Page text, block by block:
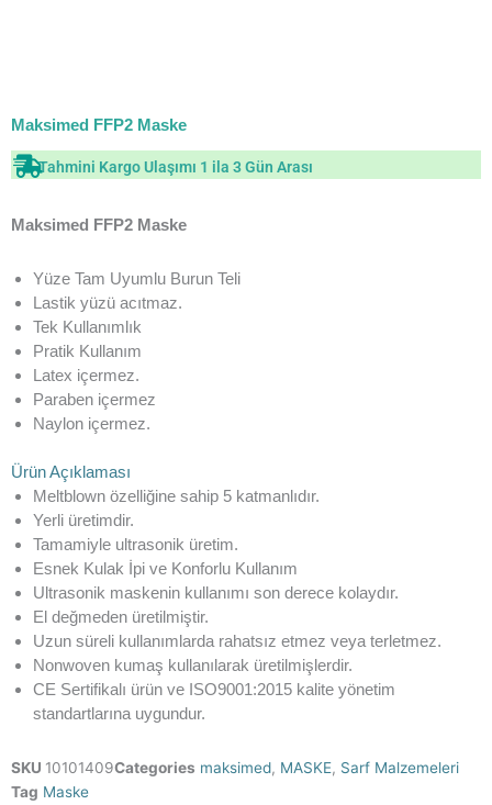
Maksimed FFP2 Maske
Tahmini Kargo Ulaşımı 1 ila 3 Gün Arası
Maksimed FFP2 Maske
Yüze Tam Uyumlu Burun Teli
Lastik yüzü acıtmaz.
Tek Kullanımlık
Pratik Kullanım
Latex içermez.
Paraben içermez
Naylon içermez.
Ürün Açıklaması
Meltblown özelliğine sahip 5 katmanlıdır.
Yerli üretimdir.
Tamamiyle ultrasonik üretim.
Esnek Kulak İpi ve Konforlu Kullanım
Ultrasonik maskenin kullanımı son derece kolaydır.
El değmeden üretilmiştir.
Uzun süreli kullanımlarda rahatsız etmez veya terletmez.
Nonwoven kumaş kullanılarak üretilmişlerdir.
CE Sertifikalı ürün ve ISO9001:2015 kalite yönetim
standartlarına uygundur.
SKU 10101409Categories maksimed, MASKE, Sarf Malzemeleri
Tag Maske